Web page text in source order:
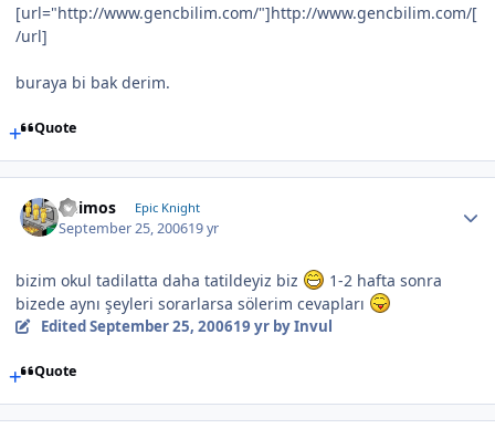
[url="http://www.gencbilim.com/"]http://www.gencbilim.com/[
/url]
buraya bi bak derim.
Quote
Deimos Epic Knight
September 25, 200619 yr
bizim okul tadilatta daha tatildeyiz biz
1-2 hafta sonra
bizede aynı şeyleri sorarlarsa sölerim cevapları
EditedSeptember 25, 200619 yrby Invul
Quote